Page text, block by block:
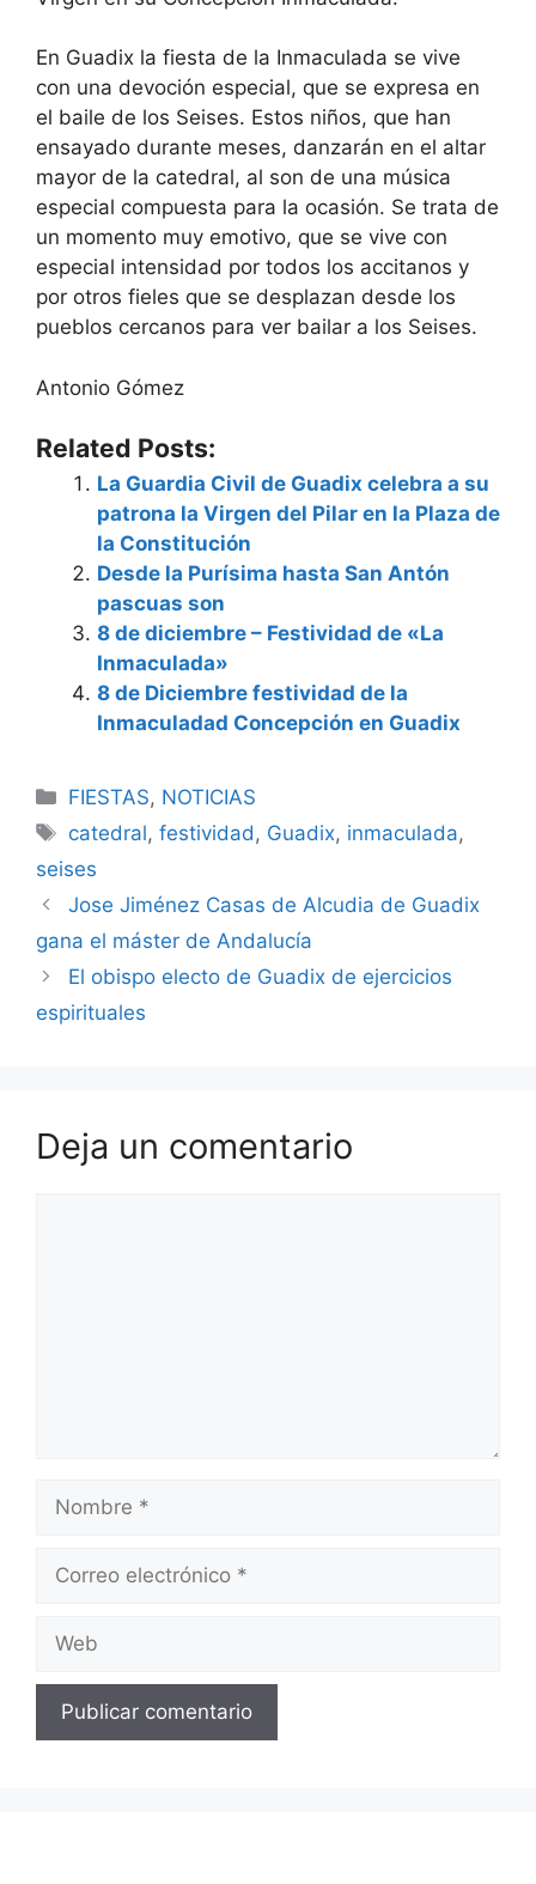
En Guadix la fiesta de la Inmaculada se vive
con una devoción especial, que se expresa en
el baile de los Seises. Estos niños, que han
ensayado durante meses, danzarán en el altar
mayor de la catedral, al son de una música
especial compuesta para la ocasión. Se trata de
un momento muy emotivo, que se vive con
especial intensidad por todos los accitanos y
por otros fieles que se desplazan desde los
pueblos cercanos para ver bailar a los Seises.
Antonio Gómez
Related Posts:
La Guardia Civil de Guadix celebra a su
patrona la Virgen del Pilar en la Plaza de
la Constitución
Desde la Purísima hasta San Antón
pascuas son
8 de diciembre – Festividad de «La
Inmaculada»
8 de Diciembre festividad de la
Inmaculadad Concepción en Guadix
Categorías
FIESTAS, NOTICIAS
Etiquetas
catedral,festividad, Guadix, inmaculada,
seises
Jose Jiménez Casas de Alcudia de Guadix
gana el máster de Andalucía
El obispo electo de Guadix de ejercicios
espirituales
Deja un comentario
Nombre
Correo
Web